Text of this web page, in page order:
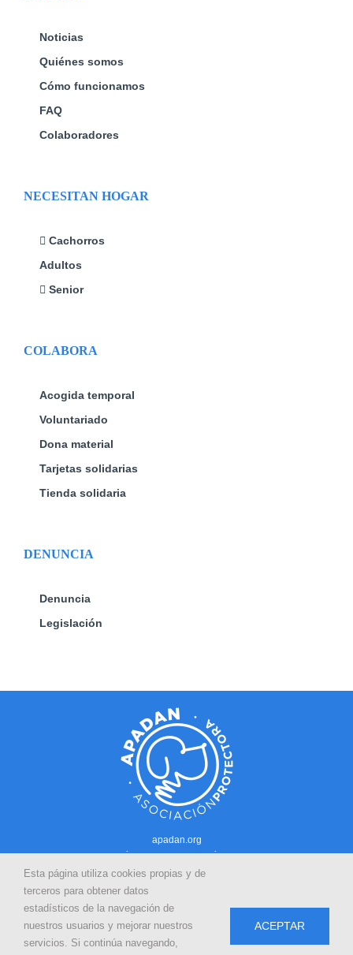
Noticias
Quiénes somos
Cómo funcionamos
FAQ
Colaboradores
NECESITAN HOGAR
Cachorros
Adultos
Senior
COLABORA
Acogida temporal
Voluntariado
Dona material
Tarjetas solidarias
Tienda solidaria
DENUNCIA
Denuncia
Legislación
apadan.org
Contacto–Política de cookies-Política de privacidad
Sitio web desarrollado con la colaboración de:
Esta página utiliza cookies propias y de
terceros para obtener datos
estadísticos de la navegación de
nuestros usuarios y mejorar nuestros
servicios. Si continúa navegando,
ACEPTAR